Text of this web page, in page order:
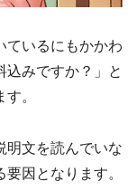
ているにもかかわ
込みですか？」と
。
明文を読んでいな
因となります。